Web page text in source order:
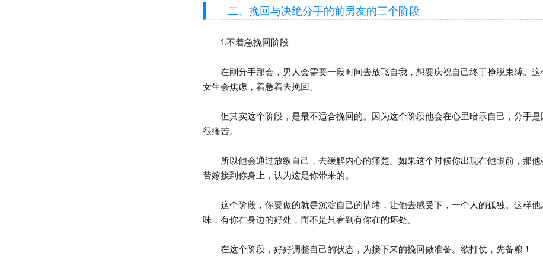
二、挽回与决绝分手的前男友的三个阶段
1.不着急挽回阶段
在刚分手那会，男人会需要一段时间去放飞自我，想要庆祝自己终于挣脱束缚。这
女生会焦虑，着急着去挽回。
但其实这个阶段，是最不适合挽回的。因为这个阶段他会在心里暗示自己，分手是
很痛苦。
所以他会通过放纵自己，去缓解内心的痛楚。如果这个时候你出现在他眼前，那他
苦嫁接到你身上，认为这是你带来的。
这个阶段，你要做的就是沉淀自己的情绪，让他去感受下，一个人的孤独。这样他
味，有你在身边的好处，而不是只看到有你在的坏处。
在这个阶段，好好调整自己的状态，为接下来的挽回做准备。欲打仗，先备粮！